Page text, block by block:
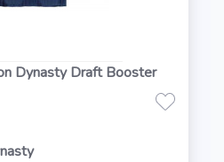
Dynasty Draft Booster